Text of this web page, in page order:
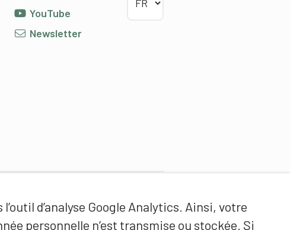
d’analyse Google Analytics. Ainsi, votre
personnelle n’est transmise ou stockée. Si
YouTube
Newsletter
Haute école fédérale de sport